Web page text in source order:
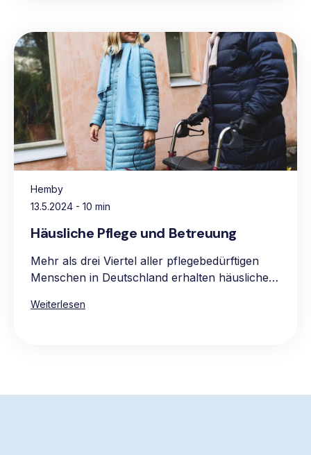
Hemby
13.5.2024 - 10 min
Häusliche Pflege und Betreuung
Mehr als drei Viertel aller pflegebedürftigen
Menschen in Deutschland erhalten häusliche
Wänden. Die Hauptgründe für die Präferenz
Die Pflege zu Hause ist oft auch die
Weiterlesen